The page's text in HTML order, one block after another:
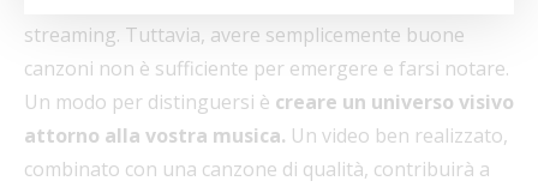
streaming. Tuttavia, avere semplicemente buone
canzoni non è sufficiente per emergere e farsi notare.
Un modo per distinguersi è creare un universo visivo
attorno alla vostra musica. Un video ben realizzato,
combinato con una canzone di qualità, contribuirà a